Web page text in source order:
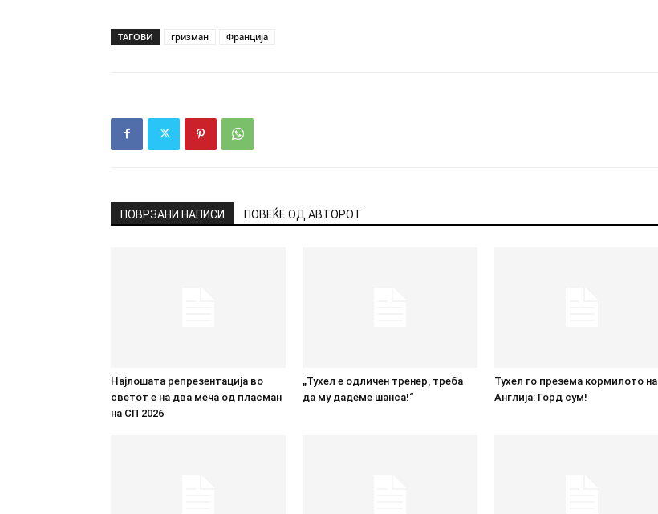
ТАГОВИ гризман Франција
ПОВРЗАНИ НАПИСИ ПОВЕЌЕ ОД АВТОРОТ
Најлошата репрезентација во
светот е на два меча од пласман
на СП 2026
„Тухел е одличен тренер, треба
да му дадеме шанса!“
Тухел го презема кормилото на
Англија: Горд сум!